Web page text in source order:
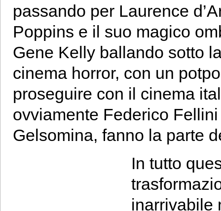
passando per Laurence
Poppins e il suo magico
Gene Kelly ballando sotto
cinema horror, con un
proseguire con il cinema
ovviamente Federico
Gelsomina, fanno la parte
In tutto
inarrivabile